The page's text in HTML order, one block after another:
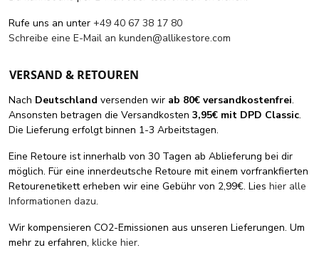
Rufe uns an unter +49 40 67 38 17 80
Schreibe eine E-Mail an kunden@allikestore.com
VERSAND & RETOUREN
Nach Deutschland versenden wir ab 80€ versandkostenfrei.
Ansonsten betragen die Versandkosten 3,95€ mit DPD Classic.
Die Lieferung erfolgt binnen 1-3 Arbeitstagen.
Eine Retoure ist innerhalb von 30 Tagen ab Ablieferung bei dir
möglich. Für eine innerdeutsche Retoure mit einem vorfrankfierten
Retourenetikett erheben wir eine Gebühr von 2,99€. Lies hier alle
Informationen dazu.
Wir kompensieren CO2-Emissionen aus unseren Lieferungen. Um
mehr zu erfahren, klicke hier.